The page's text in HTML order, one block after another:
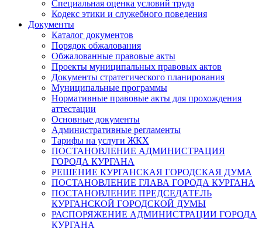
Специальная оценка условий труда
Кодекс этики и служебного поведения
Документы
Каталог документов
Порядок обжалования
Обжалованные правовые акты
Проекты муниципальных правовых актов
Документы стратегического планирования
Муниципальные программы
Нормативные правовые акты для прохождения
аттестации
Основные документы
Административные регламенты
Тарифы на услуги ЖКХ
ПОСТАНОВЛЕНИЕ АДМИНИСТРАЦИЯ
ГОРОДА КУРГАНА
РЕШЕНИЕ КУРГАНСКАЯ ГОРОДСКАЯ ДУМА
ПОСТАНОВЛЕНИЕ ГЛАВА ГОРОДА КУРГАНА
ПОСТАНОВЛЕНИЕ ПРЕДСЕДАТЕЛЬ
КУРГАНСКОЙ ГОРОДСКОЙ ДУМЫ
РАСПОРЯЖЕНИЕ АДМИНИСТРАЦИИ ГОРОДА
КУРГАНА